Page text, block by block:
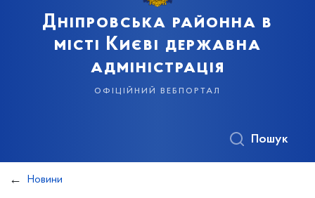
Дніпровська районна в
місті Києві державна
адміністрація
офіційний вебпортал
Пошук
Новини